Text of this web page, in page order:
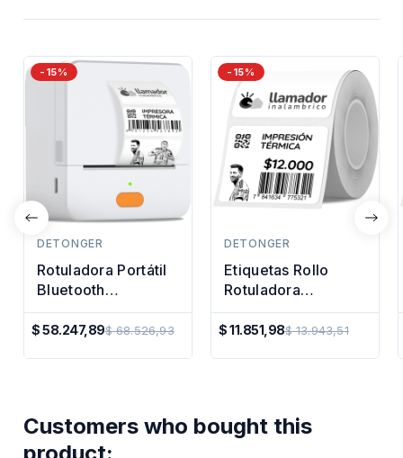
-15%
DETONGER
Rotuladora Portátil
Bluetooth
Etiquetadora
Manual Impresora
$ 58.247,89
Precio
Regular
$ 68.526,93
-15%
DETONGER
Etiquetas Rollo
Rotuladora
Impresora Termica
40x30mm
$ 11.851,98
Precio
Regular
$ 13.943,51
Customers who bought this